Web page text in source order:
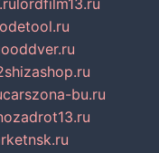
lordfilm13.ru
carszona-bu.ru